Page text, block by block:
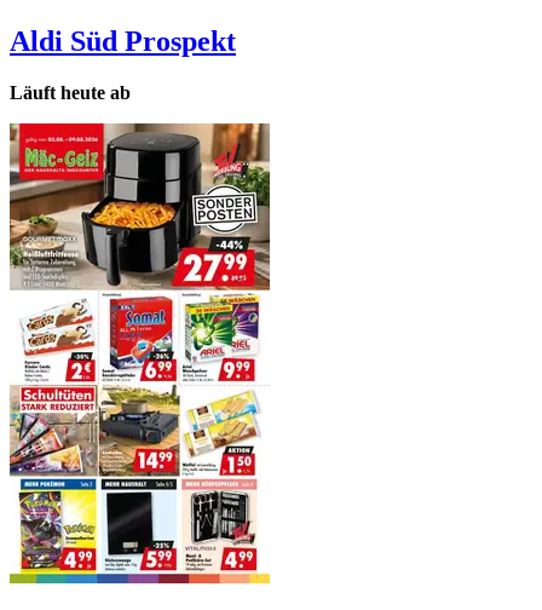
Aldi Süd Prospekt
Läuft heute ab